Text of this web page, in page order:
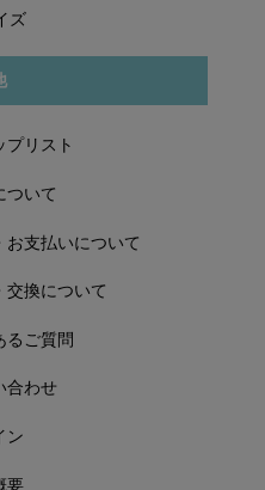
ズ
プリスト
ついて
お支払いについて
交換について
るご質問
合わせ
ン
要